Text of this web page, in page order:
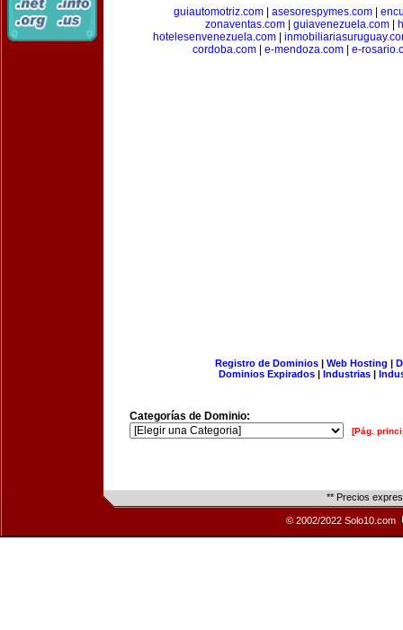
guiautomotriz.com
asesorespymes.com
zonaventas.com| guiavenezuela.com|
hotelesenvenezuela.com
cordoba.com| e-mendoza.com| e-
Registro de Dominios| Web Hosting |
Dominios Expirados | Industrias |
Categorías de Dominio:
[Pág.
** Precios
© 2002/2022 Solo10.com